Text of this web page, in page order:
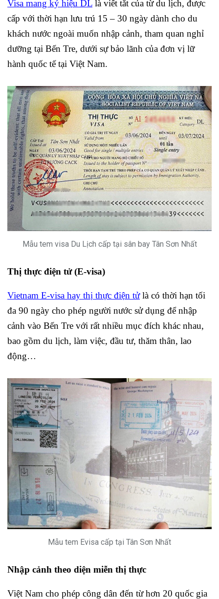
Visa mang ký hiệu DL là viết tắt của từ du lịch, được
cấp với thời hạn lưu trú 15 – 30 ngày dành cho du
khách nước ngoài muốn nhập cảnh, tham quan nghỉ
dưỡng tại Bến Tre, dưới sự bảo lãnh của đơn vị lữ
hành quốc tế tại Việt Nam.
Mẫu tem visa Du Lịch cấp tại sân bay Tân Sơn Nhất
Thị thực điện tử (E-visa)
Vietnam E-visa hay thị thực điện tửlà có thời hạn tối
đa 90 ngày cho phép người nước sử dụng để nhập
cảnh vào Bến Tre với rất nhiều mục đích khác nhau,
bao gồm du lịch, làm việc, đầu tư, thăm thân, lao
động…
Mẫu tem Evisa cấp tại Tân Sơn Nhất
Nhập cảnh theo diện miễn thị thực
Việt Nam cho phép công dân đến từ hơn 20 quốc gia